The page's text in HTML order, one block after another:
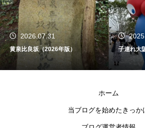
2026.07.31
黄泉比良坂（2026年版） 子連れ大
ホーム
当ブログを始めたきっか